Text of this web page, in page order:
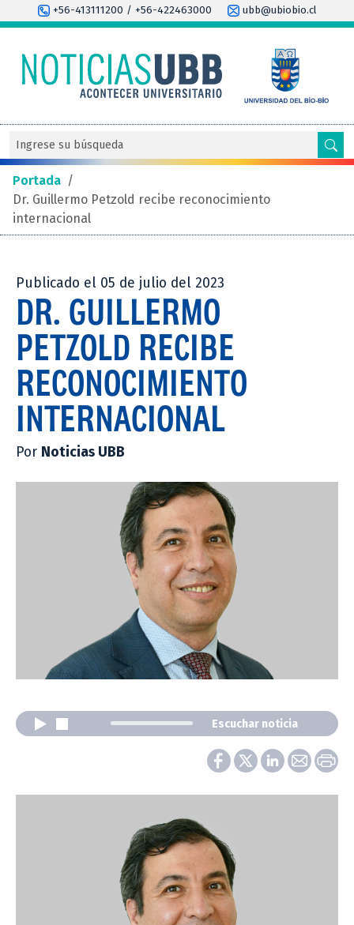
+56-413111200 / +56-422463000 ubb@ubiobio.cl
Portada /
Dr. Guillermo Petzold recibe reconocimiento
internacional
Publicado el 05 de julio del 2023
DR. GUILLERMO
PETZOLD RECIBE
RECONOCIMIENTO
INTERNACIONAL
Por Noticias UBB
Escuchar noticia